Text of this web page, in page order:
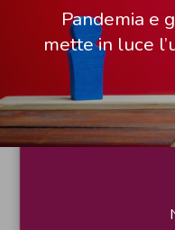
Pandemia e
mette in luce